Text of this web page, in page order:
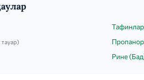
Тафинлар
тауар)
Рине